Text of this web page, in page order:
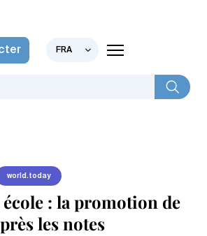
FRA
world.today
école : la promotion de
les notes